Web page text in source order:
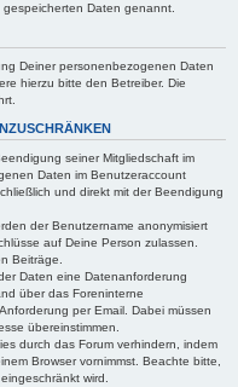
Daten genannt.
Deiner personenbezogenen Daten
hierzu bitte den Betreiber. Die
seiner Mitgliedschaft im
Daten im Benutzeraccount
und direkt mit der Beendigung
der Benutzername anonymisiert
auf Deine Person zulassen.
Beiträge.
Daten eine Datenanforderung
über das Foreninterne
per Email. Dabei müssen
übereinstimmen.
durch das Forum verhindern, indem
Browser vornimmst. Beachte bitte,
wird.